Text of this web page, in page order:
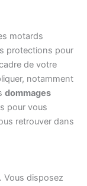
motards
protections pour
de votre
notamment
dommages
pour vous
retrouver dans
Vous disposez